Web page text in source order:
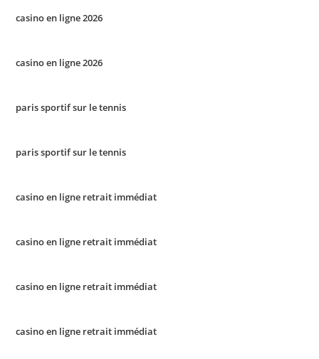
casino en ligne 2026
casino en ligne 2026
paris sportif sur le tennis
paris sportif sur le tennis
casino en ligne retrait immédiat
casino en ligne retrait immédiat
casino en ligne retrait immédiat
casino en ligne retrait immédiat